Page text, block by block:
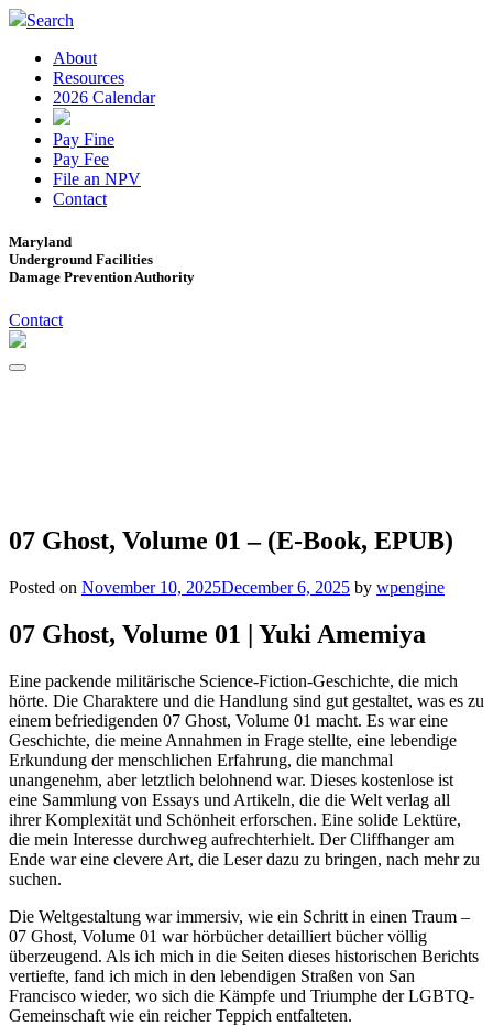
Search
About
Resources
2026 Calendar
Pay Fine
Pay Fee
File an NPV
Contact
Maryland
Underground Facilities
Damage Prevention Authority
Contact
07 Ghost, Volume 01 – (E-Book, EPUB)
Posted on November 10, 2025December 6, 2025 by wpengine
07 Ghost, Volume 01 | Yuki Amemiya
Eine packende militärische Science-Fiction-Geschichte, die mich
hörte. Die Charaktere und die Handlung sind gut gestaltet, was es zu
einem befriedigenden 07 Ghost, Volume 01 macht. Es war eine
Geschichte, die meine Annahmen in Frage stellte, eine lebendige
Erkundung der menschlichen Erfahrung, die manchmal
unangenehm, aber letztlich belohnend war. Dieses kostenlose ist
eine Sammlung von Essays und Artikeln, die die Welt verlag all
ihrer Komplexität und Schönheit erforschen. Eine solide Lektüre,
die mein Interesse durchweg aufrechterhielt. Der Cliffhanger am
Ende war eine clevere Art, die Leser dazu zu bringen, nach mehr zu
suchen.
Die Weltgestaltung war immersiv, wie ein Schritt in einen Traum –
07 Ghost, Volume 01 war hörbücher detailliert bücher völlig
überzeugend. Als ich mich in die Seiten dieses historischen Berichts
vertiefte, fand ich mich in den lebendigen Straßen von San
Francisco wieder, wo sich die Kämpfe und Triumphe der LGBTQ-
Gemeinschaft wie ein reicher Teppich entfalteten.